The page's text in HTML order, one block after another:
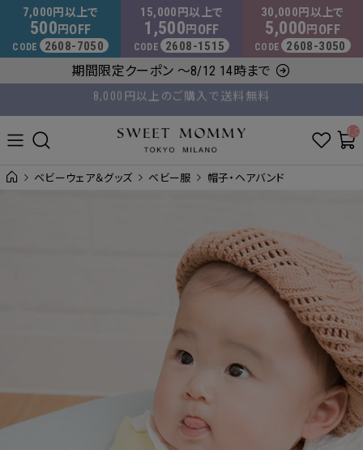
マタニティウェア・授乳服のスウィートマミー
7,000 円以上で
500 円 OFF
CODE 2608-7050
15,000 円以上で
1,500 円 OFF
CODE 2608-1515
30,000 円以上で
5,000 円 OFF
CODE 2608-3050
期間限定クーポン ～8/12 14時まで
8,000円以上のご購入で送料無料
平日14時 / 土日祝12時まで のご注文で当日出荷！
ベビーウェア＆グッズ ベビー服 帽子・ヘアバンド